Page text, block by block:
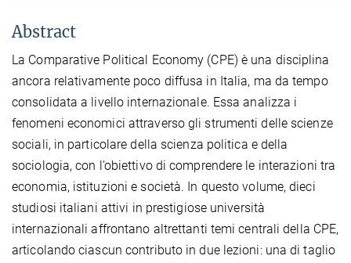
Abstract
La Comparative Political Economy (CPE) è una disciplina
ancora relativamente poco diffusa in Italia, ma da tempo
consolidata a livello internazionale. Essa analizza i
fenomeni economici attraverso gli strumenti delle scienze
sociali, in particolare della scienza politica e della
sociologia, con l’obiettivo di comprendere le interazioni tra
economia, istituzioni e società. In questo volume, dieci
studiosi italiani attivi in prestigiose università
internazionali affrontano altrettanti temi centrali della CPE,
articolando ciascun contributo in due lezioni: una di taglio